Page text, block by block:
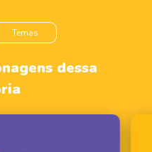
Temas
dessa